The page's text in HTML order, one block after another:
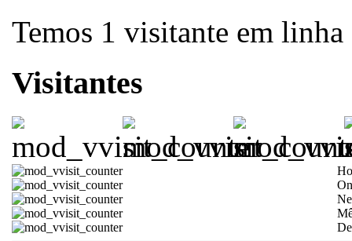
Temos 1 visitante em linha
Visitantes